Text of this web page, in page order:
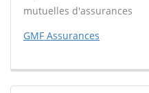
mutuelles d'assurances
GMF Assurances